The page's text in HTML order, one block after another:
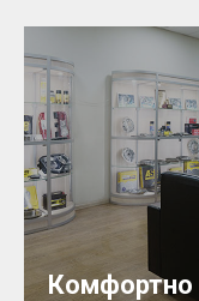
Комфортно